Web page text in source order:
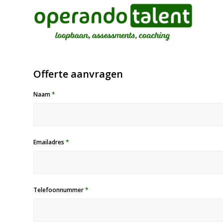
Offerte aanvragen
Naam*
Emailadres *
Telefoonnummer*